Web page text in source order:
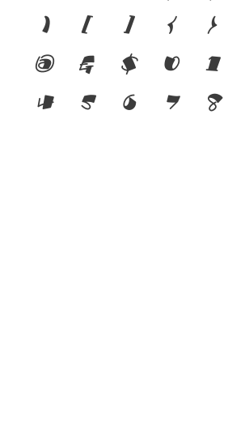
)
[ ] { }
@ & $ 0 1
4
5 6 7 8